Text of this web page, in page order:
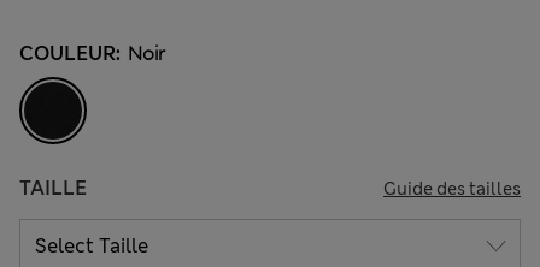
COULEUR: Noir
TAILLE Guide des tailles